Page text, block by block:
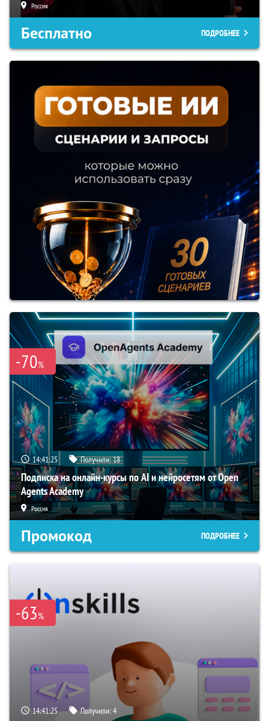
Россия
Бесплатно ПОДРОБНЕЕ
-70%
14:41:24 Получили:18
Подписка на онлайн-курсы по AI и нейросетям от Open
Agents Academy
Россия
Промокод ПОДРОБНЕЕ
-63%
14:41:24 Получили:4